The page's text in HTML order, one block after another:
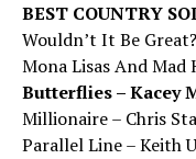
BEST COUNTRY
Wouldn’t It Be
Mona Lisas And
Butterflies – Kacey
Millionaire – Chris
Parallel Line – Keith